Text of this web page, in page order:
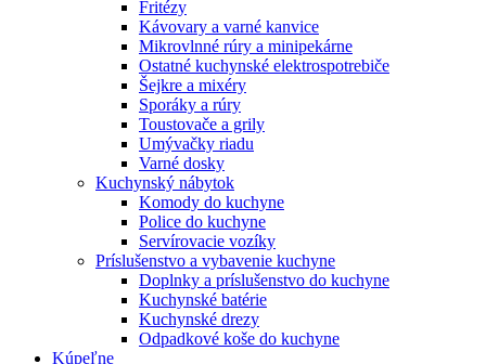
Fritézy
Kávovary a varné kanvice
Mikrovlnné rúry a minipekárne
Ostatné kuchynské elektrospotrebiče
Šejkre a mixéry
Sporáky a rúry
Toustovače a grily
Umývačky riadu
Varné dosky
Kuchynský nábytok
Komody do kuchyne
Police do kuchyne
Servírovacie vozíky
Príslušenstvo a vybavenie kuchyne
Doplnky a príslušenstvo do kuchyne
Kuchynské batérie
Kuchynské drezy
Odpadkové koše do kuchyne
Kúpeľne